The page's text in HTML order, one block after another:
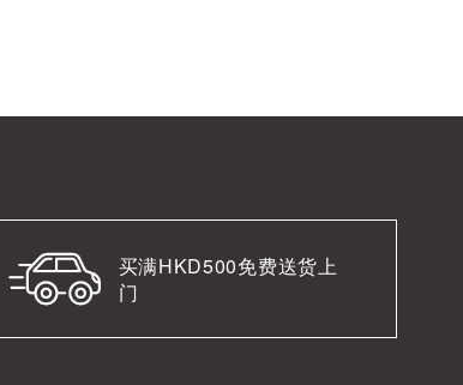
买满HKD500免费送货上
门